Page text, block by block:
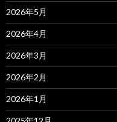
2026年5月
2026年4月
2026年3月
2026年2月
2026年1月